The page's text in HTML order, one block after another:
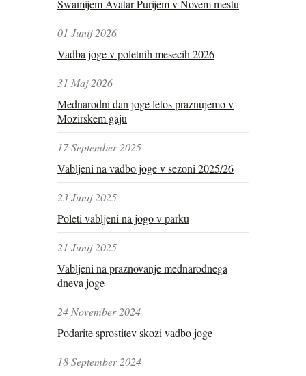
Swamijem Avatar Purijem v Novem mestu
01 Junij 2026
Vadba joge v poletnih mesecih 2026
31 Maj 2026
Mednarodni dan joge letos praznujemo v
Mozirskem gaju
17 September 2025
Vabljeni na vadbo joge v sezoni 2025/26
23 Junij 2025
Poleti vabljeni na jogo v parku
21 Junij 2025
Vabljeni na praznovanje mednarodnega
dneva joge
24 November 2024
Podarite sprostitev skozi vadbo joge
18 September 2024